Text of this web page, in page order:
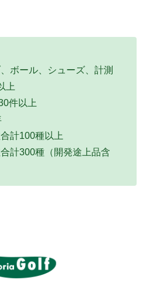
ボール、シューズ、計測
上
件以上
計100種以上
計300種（開発途上品含